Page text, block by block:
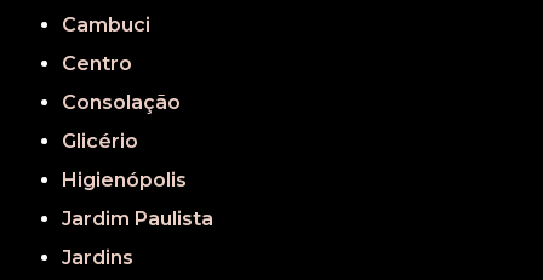
Cambuci
Centro
Consolação
Glicério
Higienópolis
Jardim Paulista
Jardins